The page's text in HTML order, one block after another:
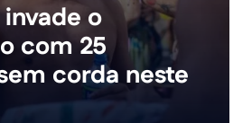
o
com 25
corda neste